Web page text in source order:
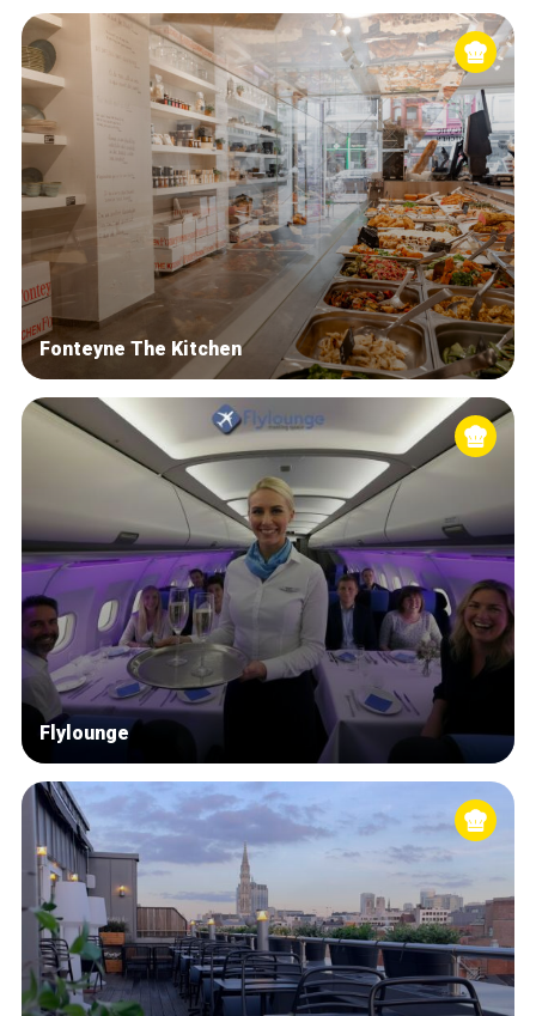
Fonteyne The Kitchen
Flylounge